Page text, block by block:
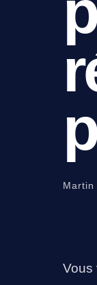
Martin
Vous